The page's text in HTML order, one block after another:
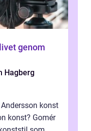
genom
Hagberg
konst
konst? Gomér